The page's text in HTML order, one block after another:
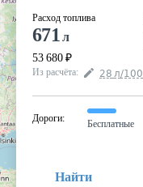
Расход топлива
671 л
53 680 ₽
Из расчёта: 28 л/100
Дороги:
Бесплатные
Найти